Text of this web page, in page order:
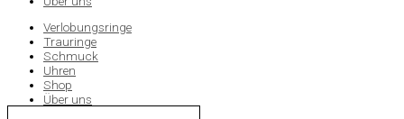
Verlobungsringe
Trauringe
Schmuck
Uhren
Shop
Über uns